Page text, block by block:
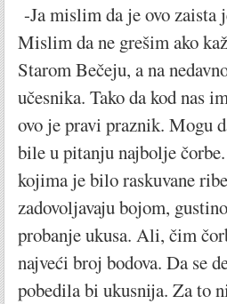
-Ja mislim da je ovo zaista
Mislim da ne grešim ako
Starom Bečeju, a na
učesnika. Tako da kod nas
ovo je pravi praznik. Mogu
bile u pitanju najbolje
kojima je bilo raskuvane
zadovoljavaju bojom,
probanje ukusa. Ali, čim
najveći broj bodova. Da se
pobedila bi ukusnija. Za to